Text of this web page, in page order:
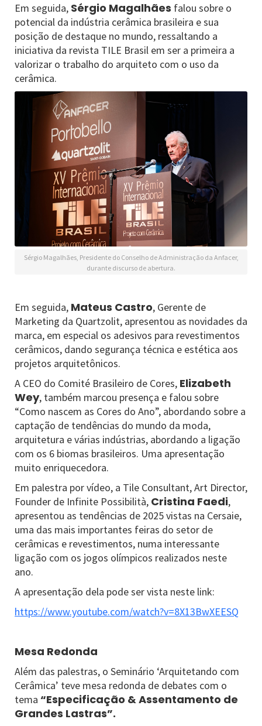
Em seguida, Sérgio Magalhães falou sobre o
potencial da indústria cerâmica brasileira e sua
posição de destaque no mundo, ressaltando a
iniciativa da revista TILE Brasil em ser a primeira a
valorizar o trabalho do arquiteto com o uso da
cerâmica.
Sérgio Magalhães, Presidente do Conselho de Administração da Anfacer,
durante discurso de abertura.
Em seguida, Mateus Castro, Gerente de
Marketing da Quartzolit, apresentou as novidades da
marca, em especial os adesivos para revestimentos
cerâmicos, dando segurança técnica e estética aos
projetos arquitetônicos.
A CEO do Comité Brasileiro de Cores, Elizabeth
Wey, também marcou presença e falou sobre
“Como nascem as Cores do Ano”, abordando sobre a
captação de tendências do mundo da moda,
arquitetura e várias indústrias, abordando a ligação
com os 6 biomas brasileiros. Uma apresentação
muito enriquecedora.
Em palestra por vídeo, a Tile Consultant, Art Director,
Founder de Infinite Possibilità, Cristina Faedi,
apresentou as tendências de 2025 vistas na Cersaie,
uma das mais importantes feiras do setor de
cerâmicas e revestimentos, numa interessante
ligação com os jogos olímpicos realizados neste
ano.
A apresentação dela pode ser vista neste link:
https://www.youtube.com/watch?v=8X13BwXEESQ
Mesa Redonda
Além das palestras, o Seminário ‘Arquitetando com
Cerâmica’ teve mesa redonda de debates com o
tema “Especificação & Assentamento de
Grandes Lastras”.